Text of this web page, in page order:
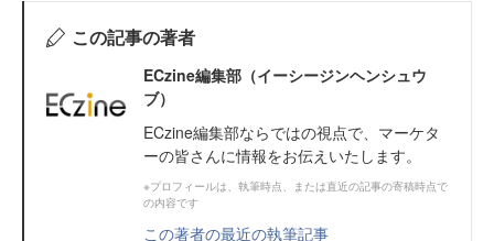
この記事の著者
ECzine編集部（イーシージンヘンシュウ
ブ）
ECzine編集部ならではの視点で、マーケタ
ーの皆さんに情報をお伝えいたします。
※プロフィールは、執筆時点、または直近の記事の寄稿時点で
の内容です
この著者の最近の執筆記事